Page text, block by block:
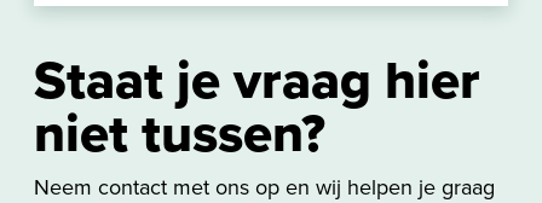
abonnement waar je deze ook hebt
geactiveerd stopzetten en beëindigen.
Staat je vraag hier
niet tussen?
Neem contact met ons op en wij helpen je graag